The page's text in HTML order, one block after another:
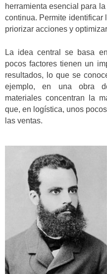
herramienta esencial para
continua. Permite identificar
priorizar acciones y
La idea central se basa
pocos factores tienen un
resultados, lo que se
ejemplo, en una obra
materiales concentran la
que, en logística, unos
las ventas.